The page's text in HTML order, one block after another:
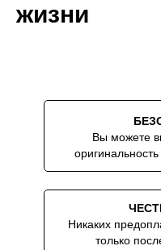
жизни
Вы можете
Никаких
только